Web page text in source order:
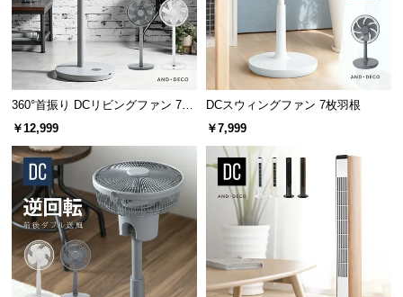
に
つ
い
て
客
ポ
ト
360°首振り DCリビングファン 7枚
羽根 26段階風量 高さ調節可能
￥12,999
DCスウィングファン 7枚羽根
￥7,999